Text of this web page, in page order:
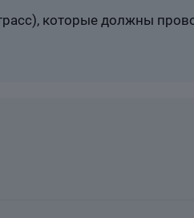
которые должны